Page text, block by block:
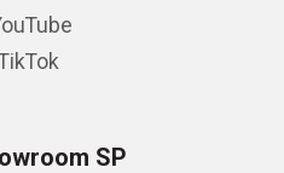
SP